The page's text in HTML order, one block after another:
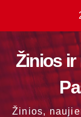
content
Žinios ir
Žinios,